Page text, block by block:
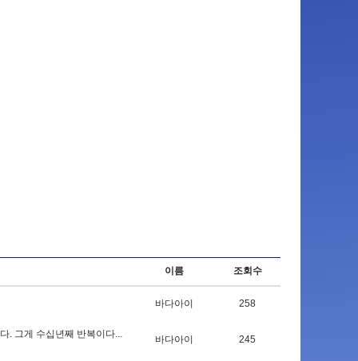
이름 조회수
바다아이 258
다. 그게 수십 년째 반복이 다... 바다아이 245